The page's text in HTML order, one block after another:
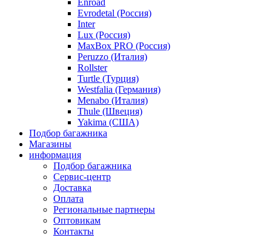
Enroad
Evrodetal (Россия)
Inter
Lux (Россия)
MaxBox PRO (Россия)
Peruzzo (Италия)
Rollster
Turtle (Турция)
Westfalia (Германия)
Menabo (Италия)
Thule (Швеция)
Yakima (США)
Подбор багажника
Магазины
информация
Подбор багажника
Сервис-центр
Доставка
Оплата
Региональные партнеры
Оптовикам
Контакты